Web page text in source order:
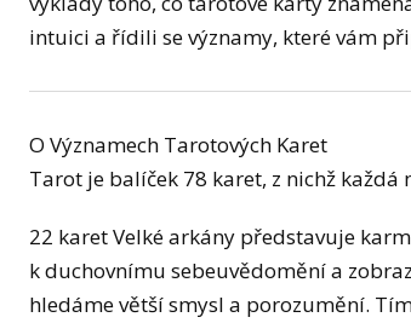
intuici a řídili se významy, které vám
O Významech Tarotových Karet
Tarot je balíček 78 karet, z nichž
22 karet Velké arkány představuje
k duchovnímu sebeuvědomění a
hledáme větší smysl a porozumění.